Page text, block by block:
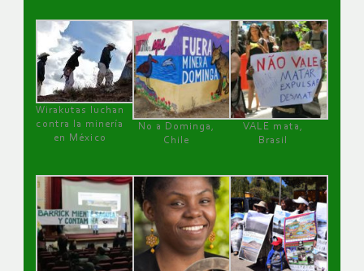
Wirakutas luchan
contra la minería
en México
No a Dominga,
Chile
VALE mata,
Brasil